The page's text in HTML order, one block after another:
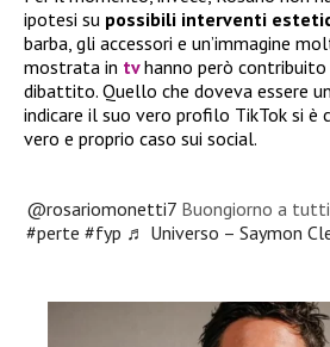
ipotesi su possibili interventi
barba, gli accessori e un’immagine
mostrata in tvhanno però
dibattito. Quello che doveva essere
indicare il suo vero profilo TikTok si
vero e proprio caso sui social.
@rosariomonetti7 Buongiorno a
#perte #fyp ♬ Universo – Saymon